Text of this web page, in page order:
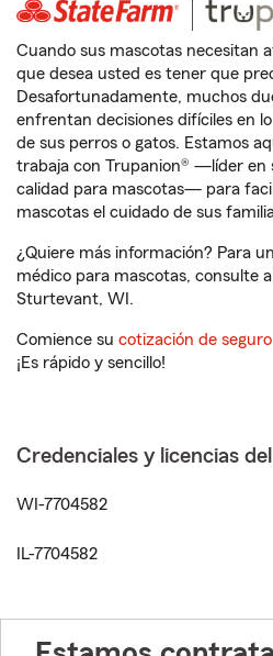
Cuando sus mascotas necesitan
que desea usted es tener que
Desafortunadamente, muchos
enfrentan decisiones difíciles en
de sus perros o gatos. Estamos
trabaja con Trupanion® —líder en
calidad para mascotas— para
mascotas el cuidado de sus
¿Quiere más información? Para
médico para mascotas, consulte
Sturtevant, WI.
Comience su cotización de
¡Es rápido y sencillo!
Credenciales y licencias
WI-7704582
IL-7704582